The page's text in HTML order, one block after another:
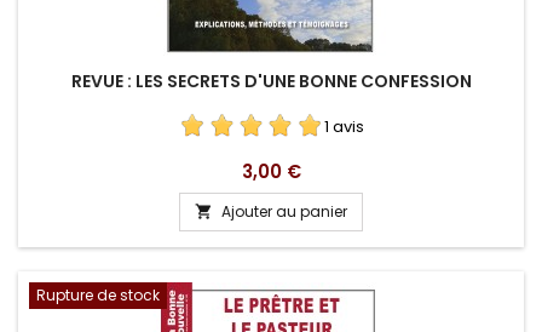
REVUE : LES SECRETS D'UNE BONNE CONFESSION
1 avis
Prix
3,00 €
 Ajouter au panier
Rupture de stock